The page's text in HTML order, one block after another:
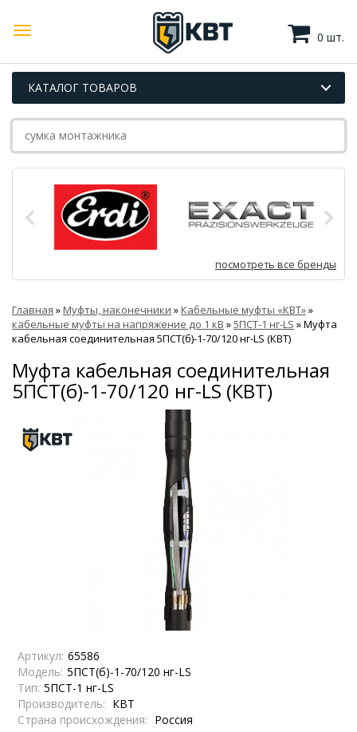
0 шт.
КАТАЛОГ ТОВАРОВ
посмотреть все бренды
Главная »Муфты, наконечники »Кабельные муфты «КВТ»»
кабельные муфты на напряжение до 1 кВ »5ПСТ-1 нг-LS »Муфта
кабельная соединительная 5ПСТ(б)-1-70/120 нг-LS (КВТ)
Муфта кабельная соединительная
5ПСТ(б)-1-70/120 нг-LS (КВТ)
Артикул: 65586
Модель: 5ПСТ(б)-1-70/120 нг-LS
Тип: 5ПСТ-1 нг-LS
Производитель: КВТ
Страна происхождения: Россия